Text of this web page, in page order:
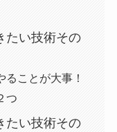
たい技術その
ことが大事！
つ
たい技術その